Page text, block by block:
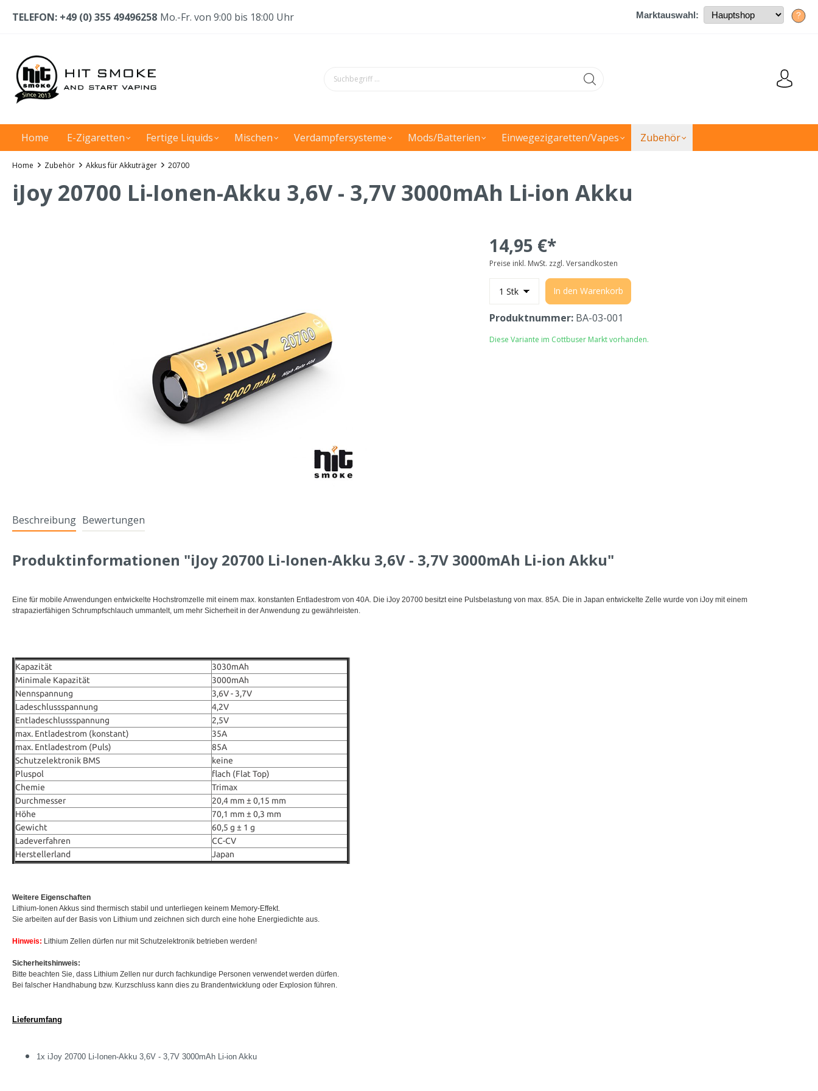
TELEFON: +49 (0) 355 49496258 Mo.-Fr. von 9:00 bis 18:00 Uhr Marktauswahl: ?
Home E-Zigaretten Fertige Liquids Mischen Verdampfersysteme Mods/Batterien Einwegezigaretten/Vapes Zubehör
Home Zubehör Akkus für Akkuträger 20700
iJoy 20700 Li-Ionen-Akku 3,6V - 3,7V 3000mAh Li-ion Akku
14,95 €*
Preise inkl. MwSt. zzgl. Versandkosten
In den Warenkorb
Produktnummer: BA-03-001
Diese Variante im Cottbuser Markt vorhanden.
Beschreibung Bewertungen
Produktinformationen "iJoy 20700 Li-Ionen-Akku 3,6V - 3,7V 3000mAh Li-ion Akku"
Eine für mobile Anwendungen entwickelte Hochstromzelle mit einem max. konstanten Entladestrom von 40A. Die iJoy 20700 besitzt eine Pulsbelastung von max. 85A. Die in Japan entwickelte Zelle wurde von iJoy mit einem
strapazierfähigen Schrumpfschlauch ummantelt, um mehr Sicherheit in der Anwendung zu gewährleisten.
Kapazität
3030mAh
Minimale Kapazität
3000mAh
Nennspannung
3,6V - 3,7V
Ladeschlussspannung
4,2V
Entladeschlussspannung
2,5V
max. Entladestrom (konstant)
35A
max. Entladestrom (Puls)
85A
Schutzelektronik BMS
keine
Pluspol
flach (Flat Top)
Chemie
Trimax
Durchmesser
20,4 mm ± 0,15 mm
Höhe
70,1 mm ± 0,3 mm
Gewicht
60,5 g ± 1 g
Ladeverfahren
CC-CV
Herstellerland
Japan
Weitere Eigenschaften
Lithium-Ionen Akkus sind thermisch stabil und unterliegen keinem Memory-Effekt.
Sie arbeiten auf der Basis von Lithium und zeichnen sich durch eine hohe Energiedichte aus.
Hinweis: Lithium Zellen dürfen nur mit Schutzelektronik betrieben werden!
Sicherheitshinweis:
Bitte beachten Sie, dass Lithium Zellen nur durch fachkundige Personen verwendet werden dürfen.
Bei falscher Handhabung bzw. Kurzschluss kann dies zu Brandentwicklung oder Explosion führen.
Lieferumfang
1x iJoy 20700 Li-Ionen-Akku 3,6V - 3,7V 3000mAh Li-ion Akku